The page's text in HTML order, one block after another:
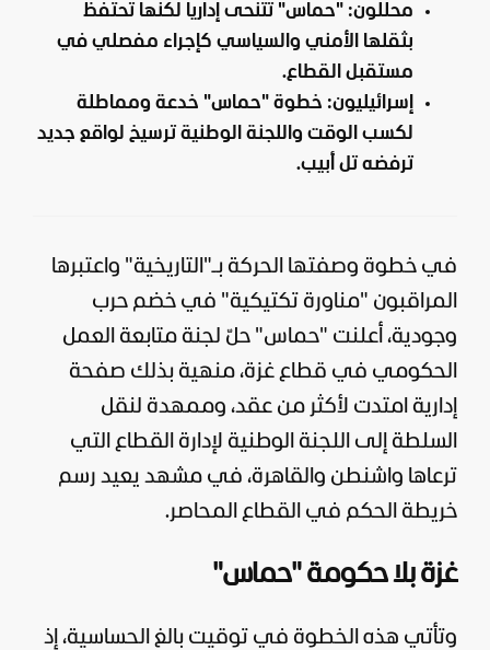
محللون: "حماس" تتنحى إداريا لكنها تحتفظ
بثقلها الأمني والسياسي كإجراء مفصلي في
مستقبل القطاع.
إسرائيليون: خطوة "حماس" خدعة ومماطلة
لكسب الوقت واللجنة الوطنية ترسيخ لواقع جديد
ترفضه تل أبيب.
في خطوة وصفتها الحركة بـ"التاريخية" واعتبرها
المراقبون "مناورة تكتيكية" في خضم حرب
وجودية، أعلنت "حماس" حلّ لجنة متابعة العمل
الحكومي في قطاع غزة، منهية بذلك صفحة
إدارية امتدت لأكثر من عقد، وممهدة لنقل
السلطة إلى اللجنة الوطنية لإدارة القطاع التي
ترعاها واشنطن والقاهرة، في مشهد يعيد رسم
خريطة الحكم في القطاع المحاصر.
غزة بلا حكومة "حماس"
وتأتي هذه الخطوة في توقيت بالغ الحساسية، إذ